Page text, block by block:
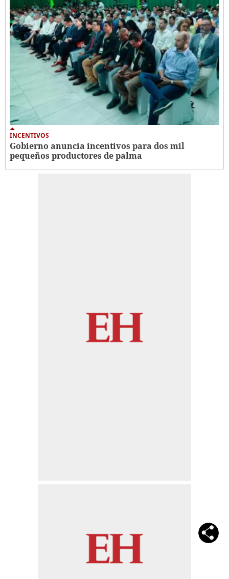
INCENTIVOS
Gobierno anuncia incentivos para dos mil
pequeños productores de palma